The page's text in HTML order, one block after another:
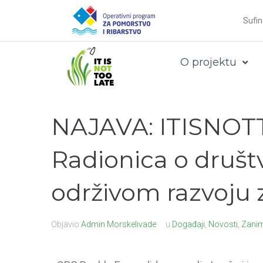
O projektu
NAJAVA:
Radionica o
održivom razvoju
Objavio Admin Morskelivade u Događaji Novosti